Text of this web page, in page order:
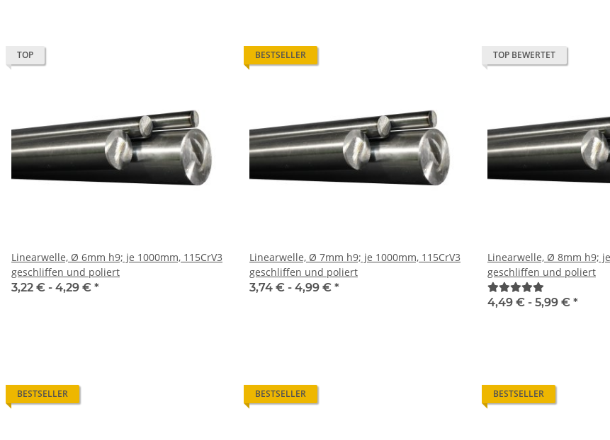
TOP
Linearwelle, Ø 6mm h9; je 1000mm, 115CrV3
geschliffen und poliert
3,22 € - 4,29 € *
BESTSELLER
Linearwelle, Ø 7mm h9; je 1000mm, 115CrV3
geschliffen und poliert
3,74 € - 4,99 € *
TOP BEWERTET
Linearwelle, Ø 8mm h9; je 1000mm, 115CrV3
geschliffen und poliert
4,49 € - 5,99 € *
BESTSELLER BESTSELLER BESTSELLER